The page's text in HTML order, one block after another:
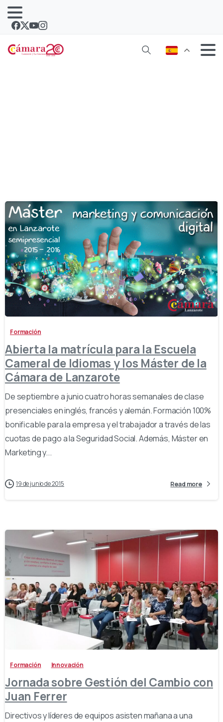
-
Formación
Abierta la matrícula para la Escuela
Cameral de Idiomas y los Máster de la
Cámara de Lanzarote
De septiembre a junio cuatro horas semanales de clase
presenciales en inglés, francés y alemán. Formación 100%
bonificable para la empresa y el trabajador a través de las
cuotas de pago a la Seguridad Social. Además, Máster en
Marketing y...
19 de junio de 2015 Read more
Formación Innovación
Jornada sobre Gestión del Cambio con
Juan Ferrer
Directivos y líderes de equipos asisten mañana a una